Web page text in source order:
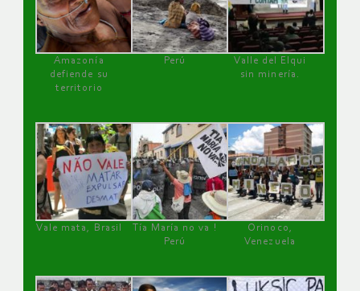
Amazonía
defiende su
territorio
Perú
Valle del Elqui
sin minería.
Vale mata, Brasil
Tía María no va !
Perú
Orinoco,
Venezuela